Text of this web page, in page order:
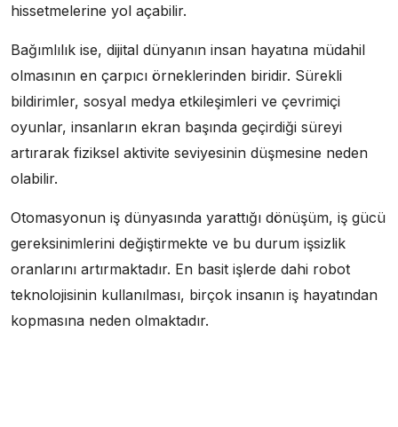
hissetmelerine yol açabilir.
Bağımlılık ise, dijital dünyanın insan hayatına müdahil
olmasının en çarpıcı örneklerinden biridir. Sürekli
bildirimler, sosyal medya etkileşimleri ve çevrimiçi
oyunlar, insanların ekran başında geçirdiği süreyi
artırarak fiziksel aktivite seviyesinin düşmesine neden
olabilir.
Otomasyonun iş dünyasında yarattığı dönüşüm, iş gücü
gereksinimlerini değiştirmekte ve bu durum işsizlik
oranlarını artırmaktadır. En basit işlerde dahi robot
teknolojisinin kullanılması, birçok insanın iş hayatından
kopmasına neden olmaktadır.